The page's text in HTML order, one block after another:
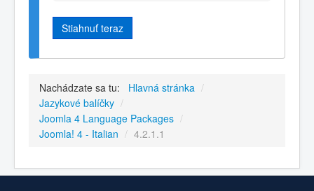
Stiahnuť teraz
Nachádzate sa tu: Hlavná stránka /
Jazykové balíčky /
Joomla 4 Language Packages /
Joomla! 4 - Italian / 4.2.1.1